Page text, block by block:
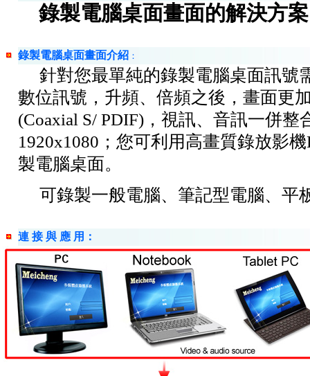
錄製電腦桌面畫面的解決方案
錄製電腦桌面畫面介紹 ：
針對您最單純的錄製電腦桌面訊號
數位訊號，升頻、倍頻之後，畫面更
(Coaxial S/ PDIF)，視訊、音訊一併
1920x1080；您可利用高畫質錄放影
製電腦桌面。
可錄製一般電腦、筆記型電腦、平
連 接 與 應 用：